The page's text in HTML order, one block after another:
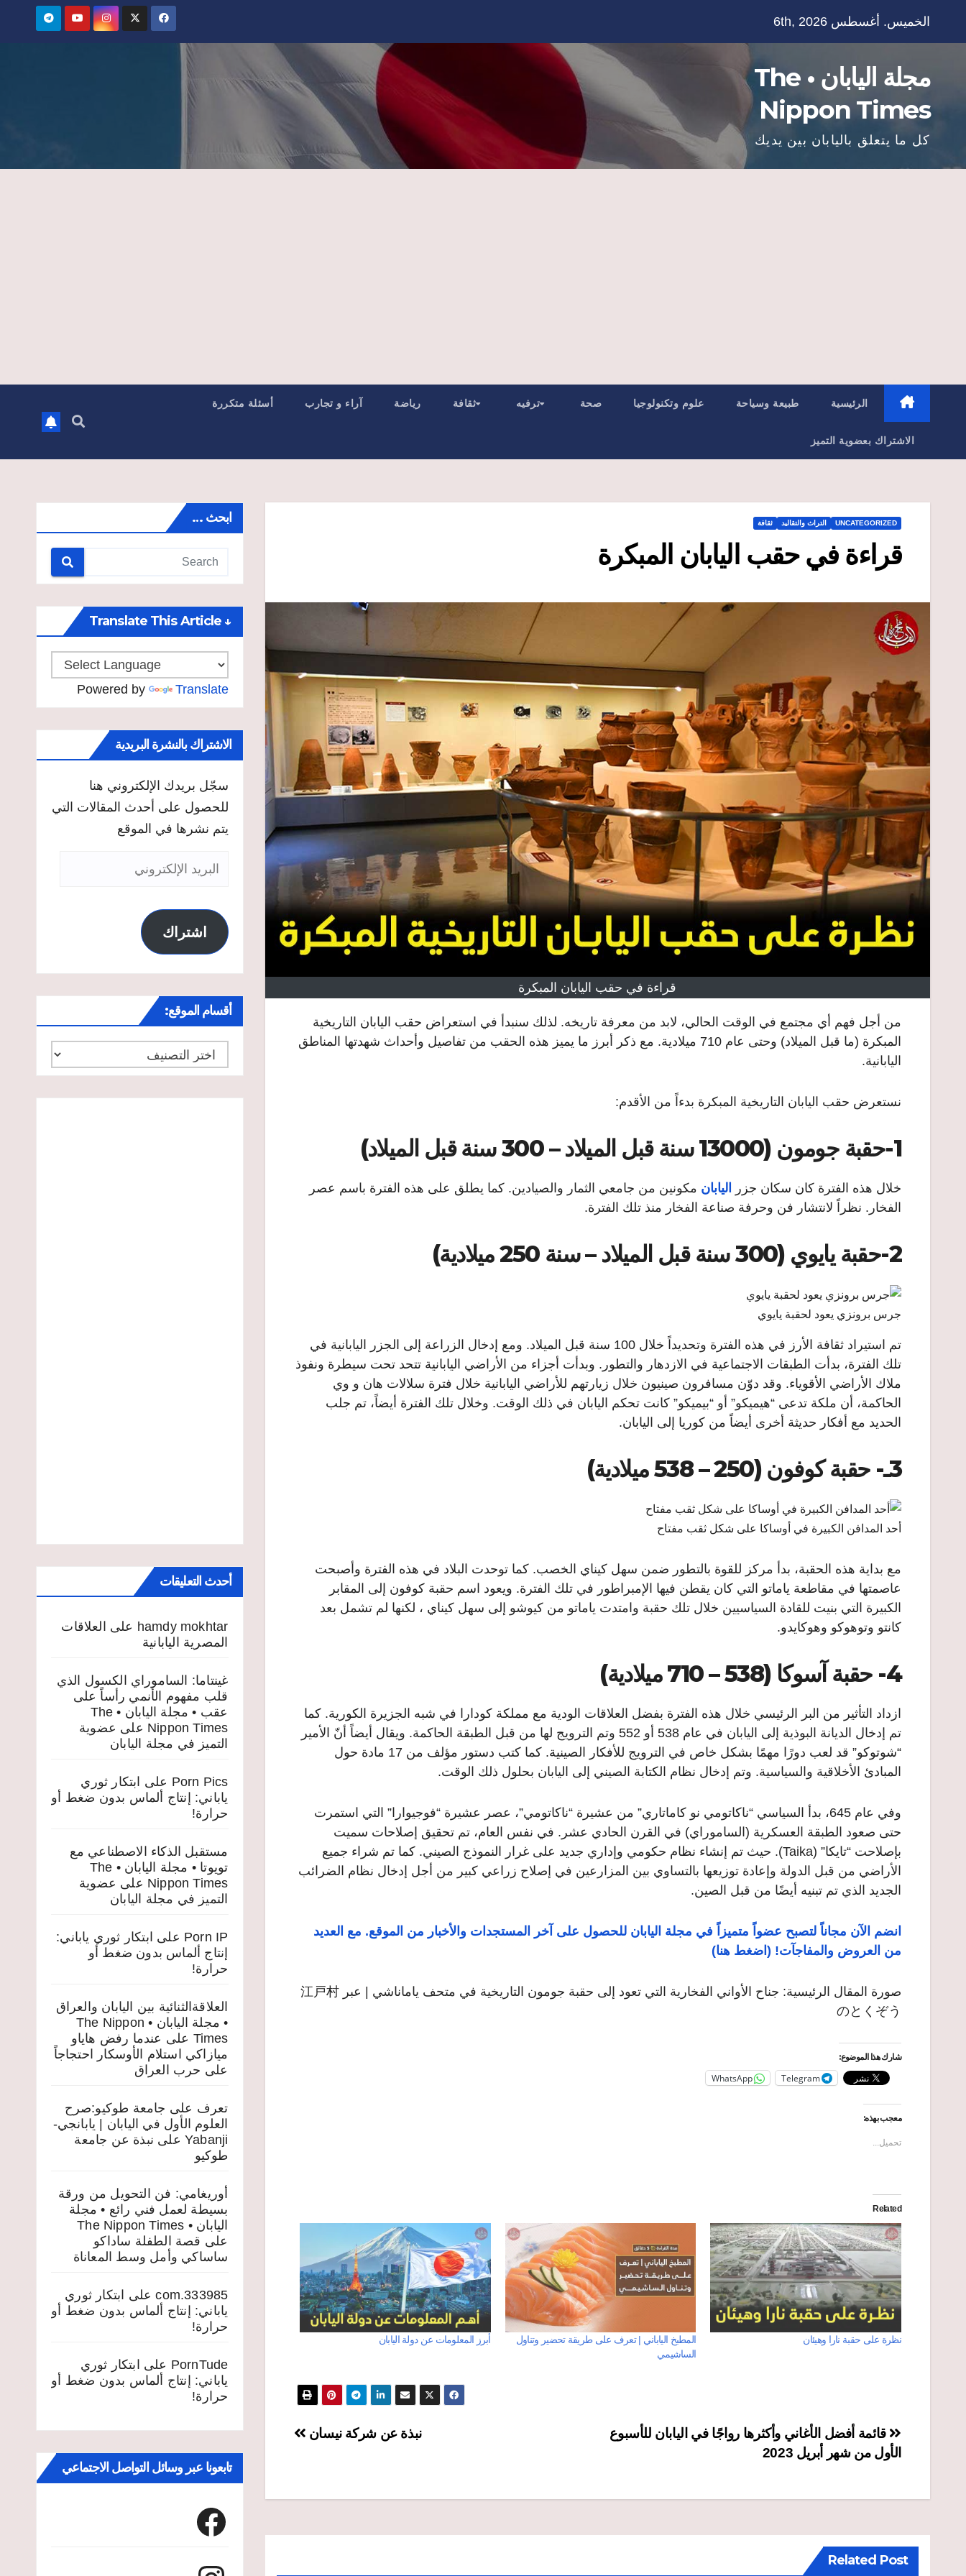
الخميس. أغسطس 6th, 2026
مجلة اليابان • The
Nippon Times
كل ما يتعلق باليابان بين يديك
الرئيسية طبيعة وسياحة علوم وتكنولوجيا صحة ترفيه ثقافة رياضة آراء و تجارب أسئلة متكررة
الاشتراك بعضوية التميز
UNCATEGORIZED التراث والتقاليد ثقافة
قراءة في حقب اليابان المبكرة
قراءة في حقب اليابان المبكرة
من أجل فهم أي مجتمع في الوقت الحالي، لابد من معرفة تاريخه. لذلك سنبدأ في استعراض حقب اليابان التاريخية
المبكرة (ما قبل الميلاد) وحتى عام 710 ميلادية. مع ذكر أبرز ما يميز هذه الحقب من تفاصيل وأحداث شهدتها المناطق
اليابانية.
نستعرض حقب اليابان التاريخية المبكرة بدءاً من الأقدم:
1-حقبة جومون (13000 سنة قبل الميلاد – 300 سنة قبل الميلاد)
خلال هذه الفترة كان سكان جزر اليابان مكونين من جامعي الثمار والصيادين. كما يطلق على هذه الفترة باسم عصر
الفخار. نظراً لانتشار فن وحرفة صناعة الفخار منذ تلك الفترة.
2-حقبة يايوي (300 سنة قبل الميلاد – سنة 250 ميلادية)
جرس برونزي يعود لحقبة يايوي
تم استيراد ثقافة الأرز في هذه الفترة وتحديداً خلال 100 سنة قبل الميلاد. ومع إدخال الزراعة إلى الجزر اليابانية في
تلك الفترة، بدأت الطبقات الاجتماعية في الازدهار والتطور. وبدأت أجزاء من الأراضي اليابانية تتحد تحت سيطرة ونفوذ
ملاك الأراضي الأقوياء. وقد دوّن مسافرون صينيون خلال زيارتهم للأراضي اليابانية خلال فترة سلالات هان و وي
الحاكمة، أن ملكة تدعى “هيميكو” أو “بيميكو” كانت تحكم اليابان في ذلك الوقت. وخلال تلك الفترة أيضاً، تم جلب
الحديد مع أفكار حديثة أخرى أيضاً من كوريا إلى اليابان.
3ـ- حقبة كوفون (250 – 538 ميلادية)
أحد المدافن الكبيرة في أوساكا على شكل ثقب مفتاح
مع بداية هذه الحقبة، بدأ مركز للقوة بالتطور ضمن سهل كيناي الخصب. كما توحدت البلاد في هذه الفترة وأصبحت
عاصمتها في مقاطعة ياماتو التي كان يقطن فيها الإمبراطور في تلك الفترة. ويعود اسم حقبة كوفون إلى المقابر
الكبيرة التي بنيت للقادة السياسيين خلال تلك حقبة وامتدت ياماتو من كيوشو إلى سهل كيناي ، لكنها لم تشمل بعد
كانتو وتوهوكو وهوكايدو.
4- حقبة آسوكا (538 – 710 ميلادية)
ازداد التأثير من البر الرئيسي خلال هذه الفترة بفضل العلاقات الودية مع مملكة كودارا في شبه الجزيرة الكورية. كما
تم إدخال الديانة البوذية إلى اليابان في عام 538 أو 552 وتم الترويج لها من قبل الطبقة الحاكمة. ويقال أيضاً أنّ الأمير
“شوتوكو” قد لعب دورًا مهمًا بشكل خاص في الترويج للأفكار الصينية. كما كتب دستور مؤلف من 17 مادة حول
المبادئ الأخلاقية والسياسية. وتم إدخال نظام الكتابة الصيني إلى اليابان بحلول ذلك الوقت.
وفي عام 645، بدأ السياسي “ناكاتومي نو كاماتاري” من عشيرة “ناكاتومي”، عصر عشيرة “فوجيوارا” التي استمرت
حتى صعود الطبقة العسكرية (الساموراي) في القرن الحادي عشر. في نفس العام، تم تحقيق إصلاحات سميت
بإصلاحت “تايكا” (Taika). حيث تم إنشاء نظام حكومي وإداري جديد على غرار النموذج الصيني. كما تم شراء جميع
الأراضي من قبل الدولة وإعادة توزيعها بالتساوي بين المزارعين في إصلاح زراعي كبير من أجل إدخال نظام الضرائب
الجديد الذي تم تبنيه أيضًا من قبل الصين.
انضم الآن مجاناً لتصبح عضواً متميزاً في مجلة اليابان للحصول على آخر المستجدات والأخبار من الموقع. مع العديد
من العروض والمفاجآت! (اضغط هنا)
صورة المقال الرئيسية: جناح الأواني الفخارية التي تعود إلى حقبة جومون التاريخية في متحف ياماناشي | عبر 江戸村
のとくぞう
شارك هذا الموضوع:
Telegram
WhatsApp
معجب بهذه:
تحميل...
Related
نظرة على حقبة نارا وهيئان
المطبخ الياباني | تعرف على طريقة تحضير وتناول
الساشيمي
أبرز المعلومات عن دولة اليابان
تصفّح
المقالات
نبذة عن شركة نيسان
قائمة أفضل الأغاني وأكثرها رواجًا في اليابان للأسبوع
الأول من شهر أبريل 2023
Related Post
ابحث …
↓ Translate This Article
Powered by Translate
الاشتراك بالنشرة البريدية
سجّل بريدك الإلكتروني هنا
للحصول على أحدث المقالات التي
يتم نشرها في الموقع
البريد
اشتراك
أقسام الموقع:
أقسام
الموقع:
أحدث التعليقات
hamdy mokhtar على
العلاقات
المصرية اليابانية
غينتاما: الساموراي الكسول الذي
قلب مفهوم الأنمي رأساً على
عقب • مجلة اليابان • The
Nippon Times على عضوية
التميز في مجلة اليابان
Porn Pics على
ابتكار ثوري
ياباني: إنتاج ألماس بدون ضغط أو
حرارة!
مستقبل الذكاء الاصطناعي مع
تويوتا • مجلة اليابان • The
Nippon Times على عضوية
التميز في مجلة اليابان
Porn IP على ابتكار ثوري ياباني:
إنتاج ألماس بدون ضغط أو
حرارة!
العلاقةالثنائية بين اليابان والعراق
• مجلة اليابان • The Nippon
Times على عندما رفض هاياو
ميازاكي استلام الأوسكار احتجاجاً
على حرب العراق
تعرف على جامعة طوكيو:صرح
العلوم الأول في اليابان | يابانجي-
Yabanjiعلى نبذة عن جامعة
طوكيو
أوريغامي: فن التحويل من ورقة
بسيطة لعمل فني رائع • مجلة
اليابان • The Nippon Times
على قصة الطفلة ساداكو
ساساكي وأمل وسط المعاناة
333985.com على
ابتكار ثوري
ياباني: إنتاج ألماس بدون ضغط أو
حرارة!
PornTude على
ابتكار ثوري
ياباني: إنتاج ألماس بدون ضغط أو
حرارة!
تابعونا عبر وسائل التواصل الاجتماعي
Facebook
Instagram